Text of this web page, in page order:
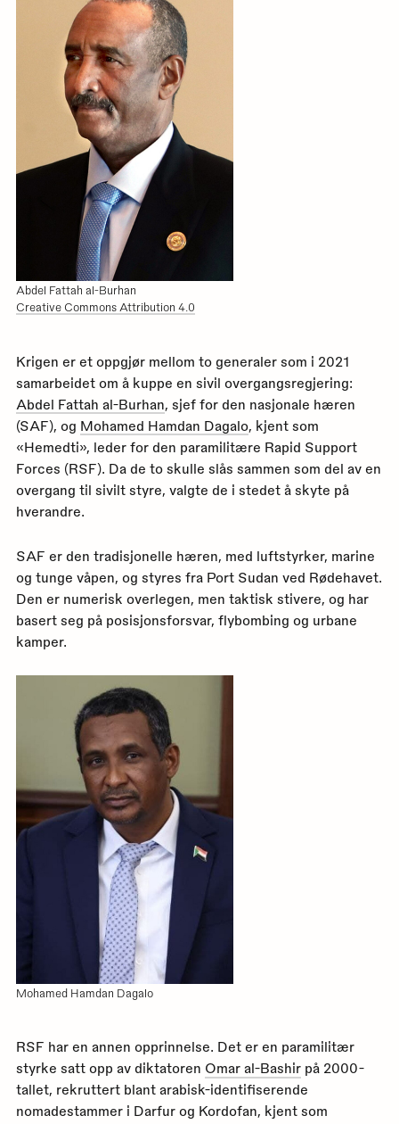
Abdel Fattah al-Burhan
Creative Commons Attribution 4.0
Krigen er et oppgjør mellom to generaler som i 2021
samarbeidet om å kuppe en sivil overgangsregjering:
Abdel Fattah al-Burhan, sjef for den nasjonale hæren
(SAF), og Mohamed Hamdan Dagalo, kjent som
«Hemedti», leder for den paramilitære Rapid Support
Forces (RSF). Da de to skulle slås sammen som del av en
overgang til sivilt styre, valgte de i stedet å skyte på
hverandre.
SAF er den tradisjonelle hæren, med luftstyrker, marine
og tunge våpen, og styres fra Port Sudan ved Rødehavet.
Den er numerisk overlegen, men taktisk stivere, og har
basert seg på posisjonsforsvar, flybombing og urbane
kamper.
Mohamed Hamdan Dagalo
RSF har en annen opprinnelse. Det er en paramilitær
styrke satt opp av diktatoren Omar al-Bashirpå 2000-
tallet, rekruttert blant arabisk-identifiserende
nomadestammer i Darfur og Kordofan, kjent som